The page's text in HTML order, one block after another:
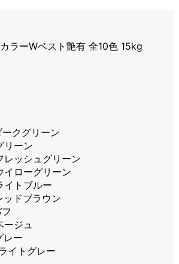
ラーWベスト艶有 全10色 15kg
ークグリーン
リーン
レッシュグリーン
イローグリーン
イトブルー
ッドブラウン
ージュ
レー
イトグレー